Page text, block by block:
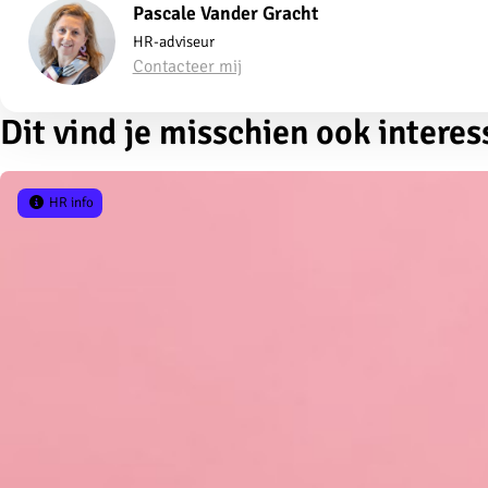
Pascale Vander Gracht
HR-adviseur
Contacteer mij
Dit vind je misschien ook
HR info